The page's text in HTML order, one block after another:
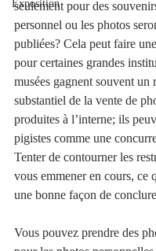
Exposition
seulement pour des
personnel ou les photos
publiées? Cela peut faire
pour certaines grandes
musées gagnent souvent un
substantiel de la vente de
produites à l’interne; ils
pigistes comme une
Tenter de contourner les
vous emmener en cours, ce
une bonne façon de
Vous pouvez prendre des